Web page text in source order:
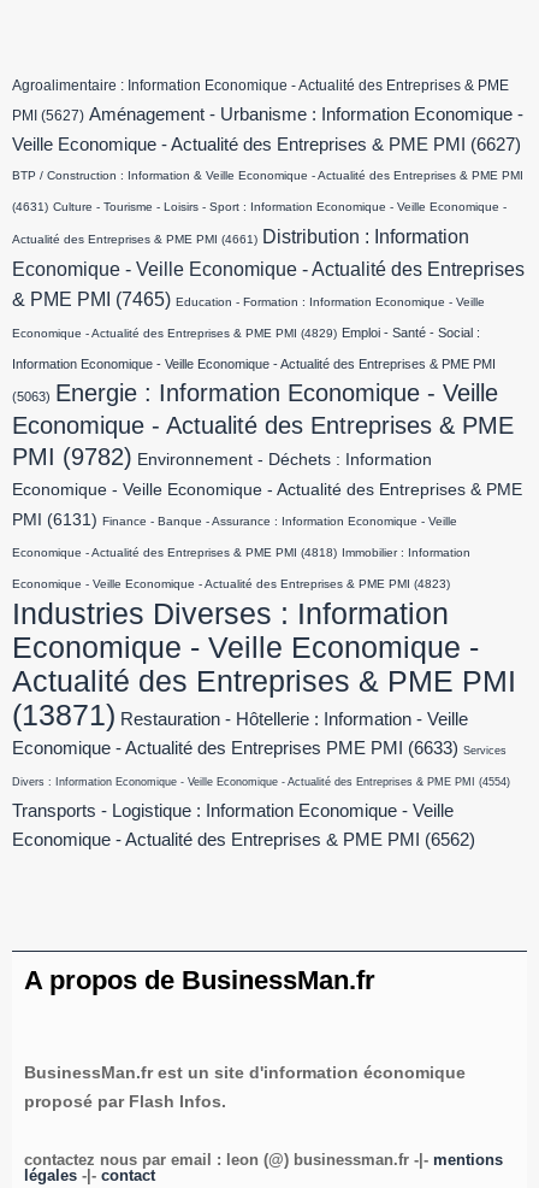
Agroalimentaire : Information Economique - Actualité des Entreprises & PME
PMI (5627) Aménagement - Urbanisme : Information Economique -
Veille Economique - Actualité des Entreprises & PME PMI
(6627)
BTP / Construction : Information & Veille Economique - Actualité des Entreprises & PME PMI
(4631) Culture - Tourisme - Loisirs - Sport : Information Economique - Veille Economique -
Actualité des Entreprises & PME PMI (4661) Distribution : Information
Economique - Veille Economique - Actualité des Entreprises
& PME PMI
(7465) Education - Formation : Information Economique - Veille
Economique - Actualité des Entreprises & PME PMI (4829) Emploi - Santé - Social :
Information Economique - Veille Economique - Actualité des Entreprises & PME PMI
(5063) Energie : Information Economique - Veille
Economique - Actualité des Entreprises & PME
PMI (9782) Environnement - Déchets : Information
Economique - Veille Economique - Actualité des Entreprises & PME
PMI
(6131) Finance - Banque - Assurance : Information Economique - Veille
Economique - Actualité des Entreprises & PME PMI (4818) Immobilier : Information
Economique - Veille Economique - Actualité des Entreprises & PME PMI (4823)
Industries Diverses : Information
Economique - Veille Economique -
Actualité des Entreprises & PME PMI
(13871) Restauration - Hôtellerie : Information - Veille
Economique - Actualité des Entreprises PME PMI
(6633) Services
Divers : Information Economique - Veille Economique - Actualité des Entreprises & PME PMI (4554)
Transports - Logistique : Information Economique - Veille
Economique - Actualité des Entreprises & PME PMI
(6562)
A propos de BusinessMan.fr
BusinessMan.fr est un site d'information économique
proposé par Flash Infos.
contactez nous par email : leon (@) businessman.fr -|- mentions
légales -|- contact